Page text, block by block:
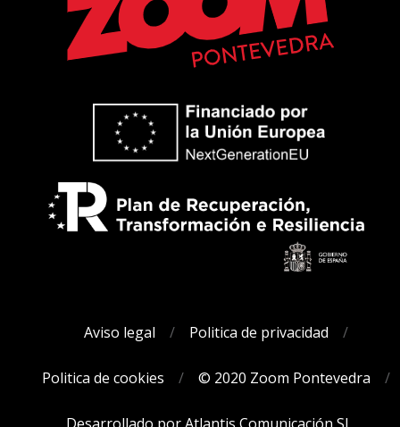
Aviso legal Politica de privacidad
Politica de cookies © 2020 Zoom Pontevedra